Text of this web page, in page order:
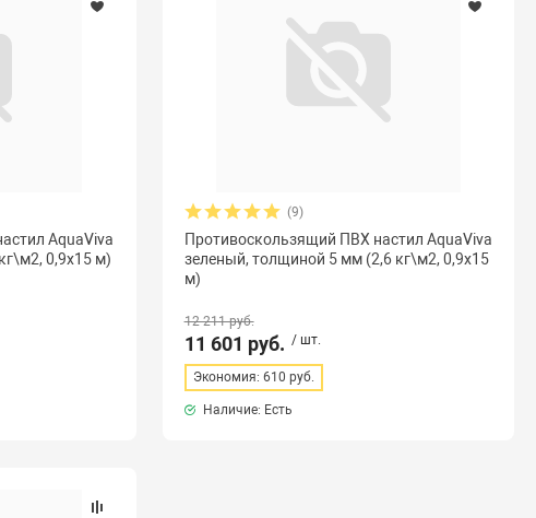
AquaViva
0,9х15 м)
(9)
Противоскользящий ПВХ настил AquaViva
зеленый, толщиной 5 мм (2,6 кг\м2, 0,9х15
м)
12 211 руб.
11 601 руб. / шт.
Экономия: 610 руб.
Наличие: Есть